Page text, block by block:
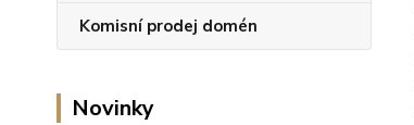
Komisní prodej domén
Novinky